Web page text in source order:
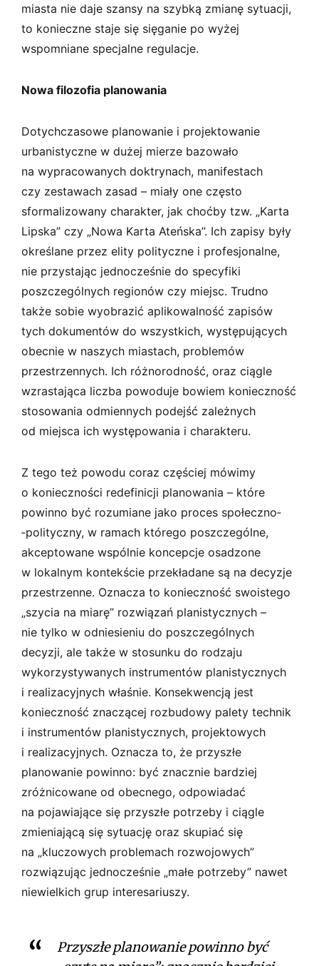
miasta nie daje szansy na szybką zmianę sytuacji,
to konieczne staje się sięganie po wyżej
wspomniane specjalne regulacje.
Nowa filozofia planowania
Dotychczasowe planowanie i projektowanie
urbanistyczne w dużej mierze bazowało
na wypracowanych doktrynach, manifestach
czy zestawach zasad – miały one często
sformalizowany charakter, jak choćby tzw. „Karta
Lipska” czy „Nowa Karta Ateńska”. Ich zapisy były
określane przez elity polityczne i profesjonalne,
nie przystając jednocześnie do specyfiki
poszczególnych regionów czy miejsc. Trudno
także sobie wyobrazić aplikowalność zapisów
tych dokumentów do wszystkich, występujących
obecnie w naszych miastach, problemów
przestrzennych. Ich różnorodność, oraz ciągle
wzrastająca liczba powoduje bowiem konieczność
stosowania odmiennych podejść zależnych
od miejsca ich występowania i charakteru.
Z tego też powodu coraz częściej mówimy
o konieczności redefinicji planowania – które
powinno być rozumiane jako proces społeczno­
‑polityczny, w ramach którego poszczególne,
akceptowane wspólnie koncepcje osadzone
w lokalnym kontekście przekładane są na decyzje
przestrzenne. Oznacza to konieczność swoistego
„szycia na miarę” rozwiązań planistycznych –
nie tylko w odniesieniu do poszczególnych
decyzji, ale także w stosunku do rodzaju
wykorzystywanych instrumentów planistycznych
i realizacyjnych właśnie. Konsekwencją jest
konieczność znaczącej rozbudowy palety technik
i instrumentów planistycznych, projektowych
i realizacyjnych. Oznacza to, że przyszłe
planowanie powinno: być znacznie bardziej
zróżnicowane od obecnego, odpowiadać
na pojawiające się przyszłe potrzeby i ciągle
zmieniającą się sytuację oraz skupiać się
na „kluczowych problemach rozwojowych”
rozwiązując jednocześnie „małe potrzeby” nawet
niewielkich grup interesariuszy.
Przyszłe planowanie powinno być